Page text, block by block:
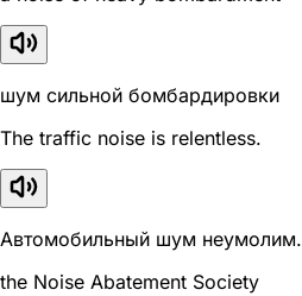
шум сильной бомбардировки
The traffic noise is relentless.
Автомобильный шум неумолим.
the Noise Abatement Society